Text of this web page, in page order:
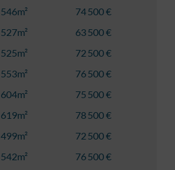
546m²
74 500 €
527m²
63 500 €
525m²
72 500 €
553m²
76 500 €
604m²
75 500 €
619m²
78 500 €
499m²
72 500 €
542m²
76 500 €